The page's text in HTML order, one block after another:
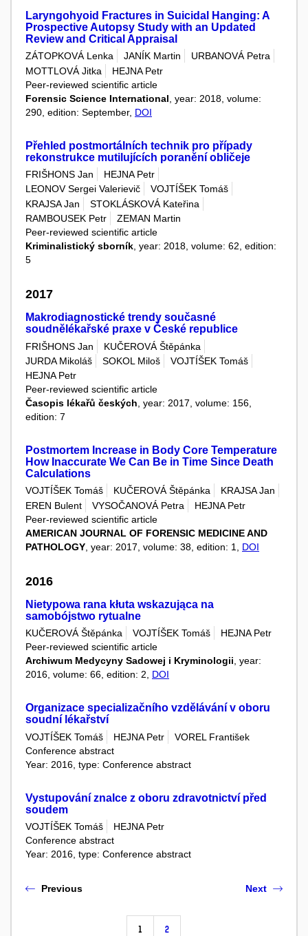
Laryngohyoid Fractures in Suicidal Hanging: A
Prospective Autopsy Study with an Updated
Review and Critical Appraisal
ZÁTOPKOVÁ Lenka JANÍK Martin
URBANOVÁ Petra
MOTTLOVÁ Jitka
HEJNA Petr
Peer-reviewed scientific article
Forensic Science International , year: 2018, volume:
290, edition: September, DOI
Přehled postmortálních technik pro případy
rekonstrukce mutilujících poranění obličeje
FRIŠHONS Jan
HEJNA Petr
LEONOV Sergei Valerievič
VOJTÍŠEK Tomáš
KRAJSA Jan
STOKLÁSKOVÁ Kateřina
RAMBOUSEK Petr
ZEMAN Martin
Peer-reviewed scientific article
Kriminalistický sborník , year: 2018, volume: 62, edition:
5
2017
Makrodiagnostické trendy současné
soudnělékařské praxe v České republice
FRIŠHONS Jan
KUČEROVÁ Štěpánka
JURDA Mikoláš
SOKOL Miloš
VOJTÍŠEK Tomáš
HEJNA Petr
Peer-reviewed scientific article
Časopis lékařů českých , year: 2017, volume: 156,
edition: 7
Postmortem Increase in Body Core Temperature
How Inaccurate We Can Be in Time Since Death
Calculations
VOJTÍŠEK Tomáš KUČEROVÁ Štěpánka
KRAJSA Jan
EREN Bulent
VYSOČANOVÁ Petra
HEJNA Petr
Peer-reviewed scientific article
AMERICAN JOURNAL OF FORENSIC MEDICINE AND
PATHOLOGY , year: 2017, volume: 38, edition: 1, DOI
2016
Nietypowa rana kłuta wskazująca na
samobójstwo rytualne
KUČEROVÁ Štěpánka VOJTÍŠEK Tomáš
HEJNA Petr
Peer-reviewed scientific article
Archiwum Medycyny Sadowej i Kryminologii, year:
2016, volume: 66, edition: 2, DOI
Organizace specializačního vzdělávání v oboru
soudní lékařství
VOJTÍŠEK Tomáš HEJNA Petr
VOREL František
Conference abstract
Year: 2016, type: Conference abstract
Vystupování znalce z oboru zdravotnictví před
soudem
VOJTÍŠEK Tomáš
HEJNA Petr
Conference abstract
Year: 2016, type: Conference abstract
Previous
1 2
Next